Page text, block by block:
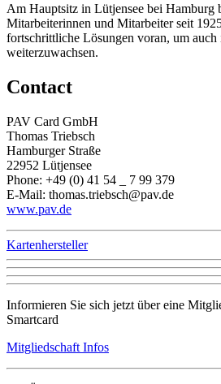
Am Hauptsitz in Lütjensee bei Hamburg
Mitarbeiterinnen und Mitarbeiter seit
fortschrittliche Lösungen voran, um
weiterzuwachsen.
Contact
PAV Card GmbH
Thomas Triebsch
Hamburger Straße
22952 Lütjensee
Phone: +49 (0) 41 54 _ 7 99 379
E-Mail: thomas.triebsch@pav.de
www.pav.de
Kartenhersteller
Informieren Sie sich jetzt über eine
Smartcard
Mitgliedschaft Infos